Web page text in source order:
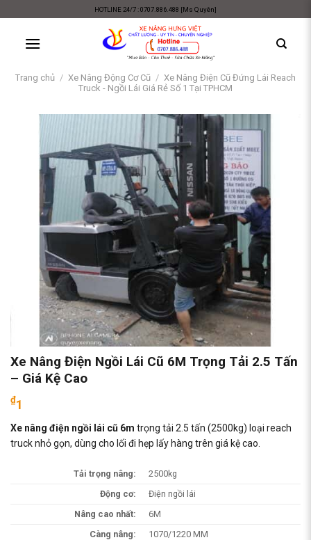
content
HOTLINE 24/7 : 0707.886.488 [Ms Quyên]
Trang chủ / Xe Nâng Động Cơ Cũ / Xe Nâng Điện Cũ Đứng Lái Reach
Truck - Ngồi Lái Giá Rẻ Số 1 Tại TPHCM
Xe Nâng Điện Ngồi Lái Cũ 6M Trọng Tải 2.5 Tấn
– Giá Kệ Cao
₫1
Xe nâng điện ngồi lái cũ 6m trọng tải 2.5 tấn (2500kg) loại reach
truck nhỏ gọn, dùng cho lối đi hẹp lấy hàng trên giá kệ cao.
Tải trọng nâng:
2500kg
Động cơ:
Điện ngồi lái
Nâng cao nhất:
6M
Càng nâng:
1070/1220 MM